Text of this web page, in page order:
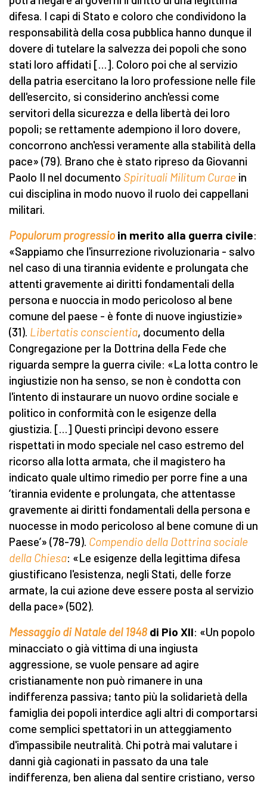
difesa. I capi di Stato e coloro che condividono la
responsabilità della cosa pubblica hanno dunque il
dovere di tutelare la salvezza dei popoli che sono
stati loro affidati […]. Coloro poi che al servizio
della patria esercitano la loro professione nelle file
dell'esercito, si considerino anch'essi come
servitori della sicurezza e della libertà dei loro
popoli; se rettamente adempiono il loro dovere,
concorrono anch'essi veramente alla stabilità della
pace» (79). Brano che è stato ripreso da Giovanni
Paolo II nel documento Spirituali Militum Curae in
cui disciplina in modo nuovo il ruolo dei cappellani
militari.
Populorum progressio in merito alla guerra civile:
«Sappiamo che l'insurrezione rivoluzionaria - salvo
nel caso di una tirannia evidente e prolungata che
attenti gravemente ai diritti fondamentali della
persona e nuoccia in modo pericoloso al bene
comune del paese - è fonte di nuove ingiustizie»
(31). Libertatis conscientia, documento della
Congregazione per la Dottrina della Fede che
riguarda sempre la guerra civile: «La lotta contro le
ingiustizie non ha senso, se non è condotta con
l'intento di instaurare un nuovo ordine sociale e
politico in conformità con le esigenze della
giustizia. […] Questi princìpi devono essere
rispettati in modo speciale nel caso estremo del
ricorso alla lotta armata, che il magistero ha
indicato quale ultimo rimedio per porre fine a una
‘tirannia evidente e prolungata, che attentasse
gravemente ai diritti fondamentali della persona e
nuocesse in modo pericoloso al bene comune di un
Paese’» (78-79). Compendio della Dottrina sociale
della Chiesa: «Le esigenze della legittima difesa
giustificano l'esistenza, negli Stati, delle forze
armate, la cui azione deve essere posta al servizio
della pace» (502).
Messaggio di Natale del 1948 di Pio XII: «Un popolo
minacciato o già vittima di una ingiusta
aggressione, se vuole pensare ad agire
cristianamente non può rimanere in una
indifferenza passiva; tanto più la solidarietà della
famiglia dei popoli interdice agli altri di comportarsi
come semplici spettatori in un atteggiamento
d'impassibile neutralità. Chi potrà mai valutare i
danni già cagionati in passato da una tale
indifferenza, ben aliena dal sentire cristiano, verso